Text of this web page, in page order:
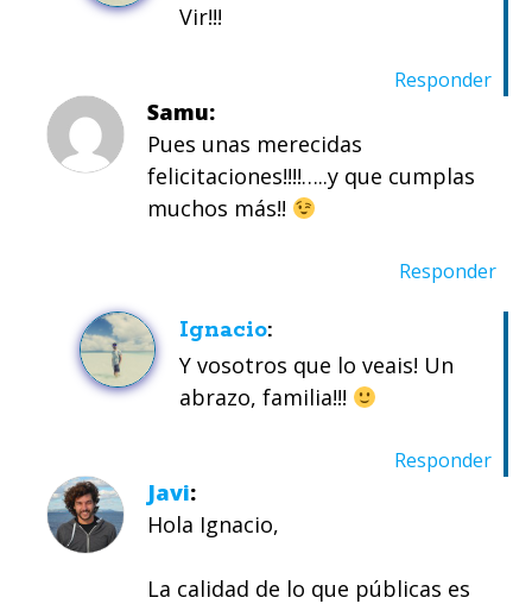
Vir!!!
Responder
Samu
Pues unas merecidas
felicitaciones!!!!…..y que cumplas
muchos más!!
Responder
Ignacio
Y vosotros que lo veais! Un
abrazo, familia!!!
Responder
Javi
Hola Ignacio,
La calidad de lo que públicas es